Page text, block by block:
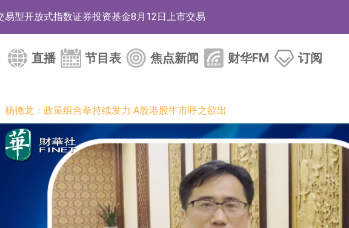
型开放式指数证券投资基金8月12日上市交易
获调入港股通标的证券名单
将于2026年8月12日透过重开进行投标
于2026年8月12日透过重开进行投标
券将于2026年8月12日进行投标
的失当行为取得13年取消资格令
融信中国(03301.HK)跌38.98%，德信服务集团(02215.HK)跌35.71%
直播 节目表 焦点新闻 财华FM 订阅
杨德龙：政策组合拳持续发力 A股港股牛市呼之欲出